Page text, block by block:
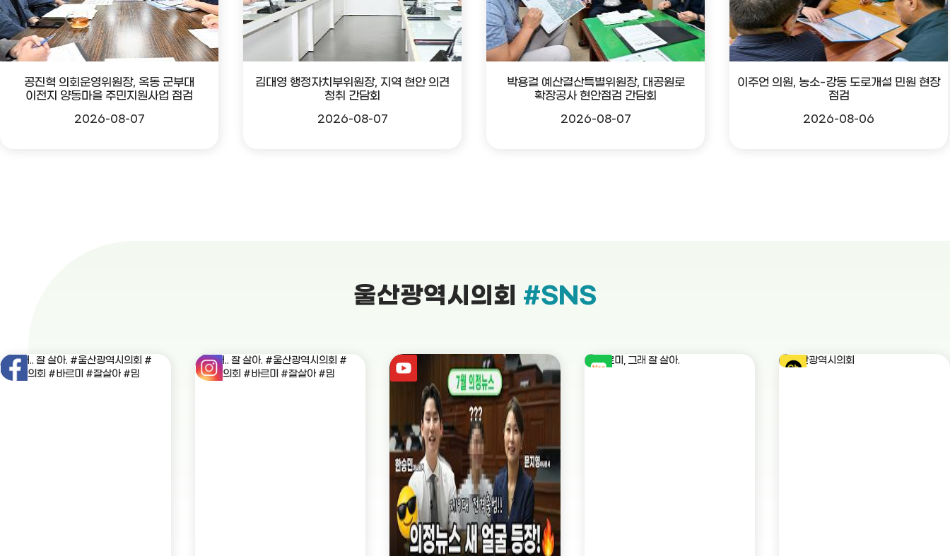
공진혁 의회운영위원장, 옥동 군부대
이전지 양동마을 주민지원사업 점검
2026-08-07
김대영 행정자치부위원장, 지역 현안 의견
청취 간담회
2026-08-07
박용걸 예산결산특별위원장, 대공원로
확장공사 현안점검 간담회
2026-08-07
이주언 의원, 농소-강동 도로개설 민원 현장
점검
2026-08-06
울산광역시의회 #SNS